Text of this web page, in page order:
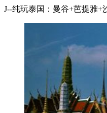
J--纯玩泰国：曼谷+芭提雅+